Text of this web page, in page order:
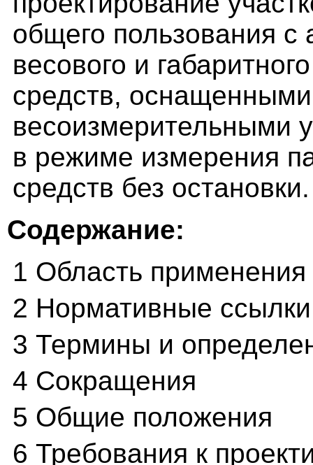
общего пользования с
весового и
средств,
весоизмерительными
в режиме измерения
средств без остановки.
Содержание:
1 Область применения
2 Нормативные ссылки
3 Термины и
4 Сокращения
5 Общие положения
6 Требования к